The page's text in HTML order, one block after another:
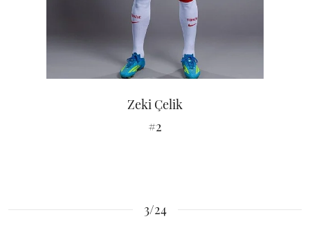
Zeki Çelik
#2
3/24